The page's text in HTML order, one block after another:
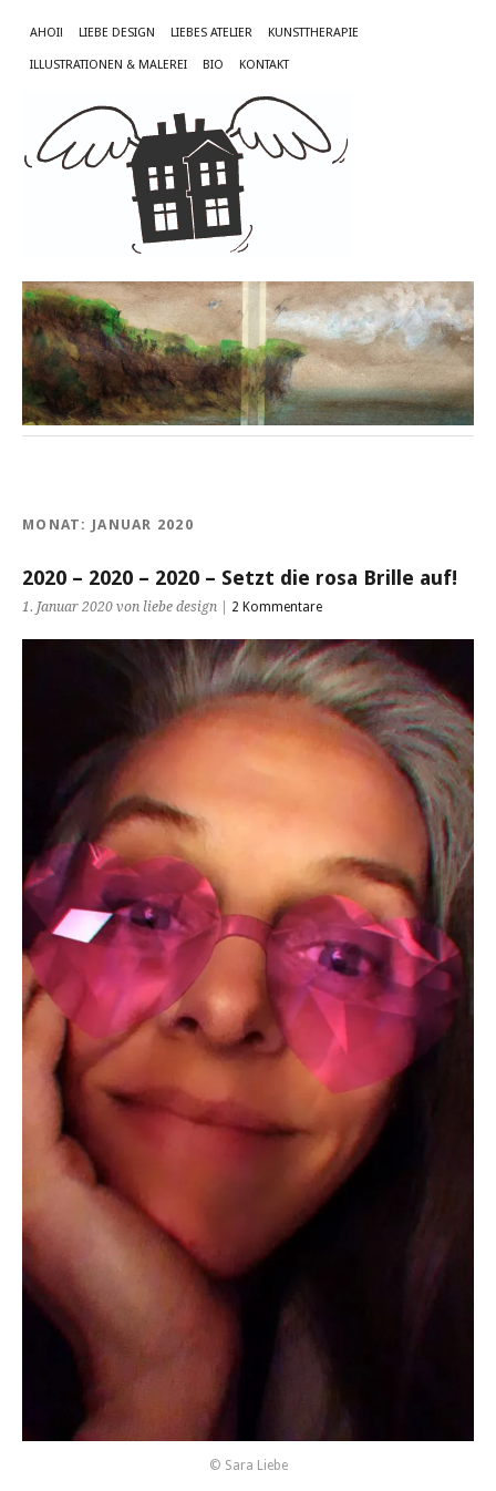
AHOI! LIEBE DESIGN LIEBES ATELIER KUNSTTHERAPIE
ILLUSTRATIONEN & MALEREI BIO KONTAKT
MONAT: JANUAR 2020
2020 – 2020 – 2020 – Setzt die rosa Brille auf!
1. Januar 2020 von liebe design | 2 Kommentare
© Sara Liebe